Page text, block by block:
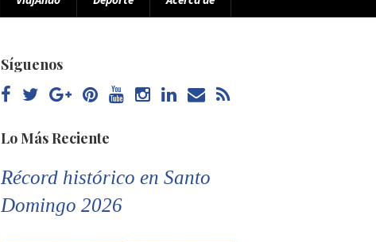
Síguenos
Lo Más Reciente
Récord histórico en Santo
Domingo 2026